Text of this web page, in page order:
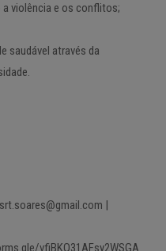
violência e os conflitos;
saudável através da
|
vfiBKQ31AFsy2WSGA